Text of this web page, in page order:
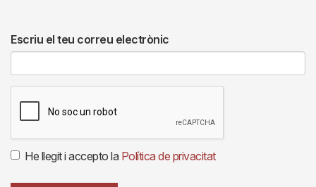
Escriu el teu correu electrònic
He llegit i accepto la Política de privacitat